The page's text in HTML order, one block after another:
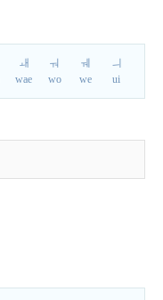
ㅙ
wae
ㅝ
wo
ㅞ
we
ㅢ
ui